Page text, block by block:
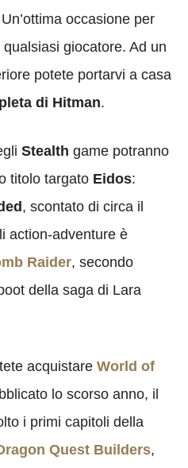
occasione per
qualsiasi giocatore. Ad un
potete portarvi a casa
di Hitman.
Stealth game potranno
titolo targato Eidos:
, scontato di circa il
action-adventure è
Raider, secondo
della saga di Lara
acquistare World of
lo scorso anno, il
i primi capitoli della
Quest Builders,